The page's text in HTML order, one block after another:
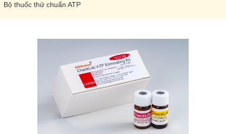
Bộ thuốc thử chuẩn ATP